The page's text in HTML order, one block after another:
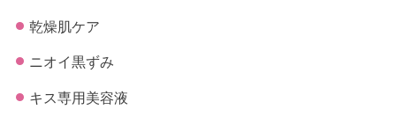
乾燥肌ケア
ニオイ黒ずみ
キス専用美容液